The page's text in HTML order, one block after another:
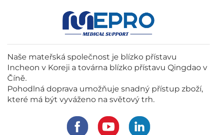
Naše mateřská společnost je blízko přístavu
Incheon v Koreji a továrna blízko přístavu Qingdao v
Číně.
Pohodlná doprava umožňuje snadný přístup zboží,
které má být vyváženo na světový trh.